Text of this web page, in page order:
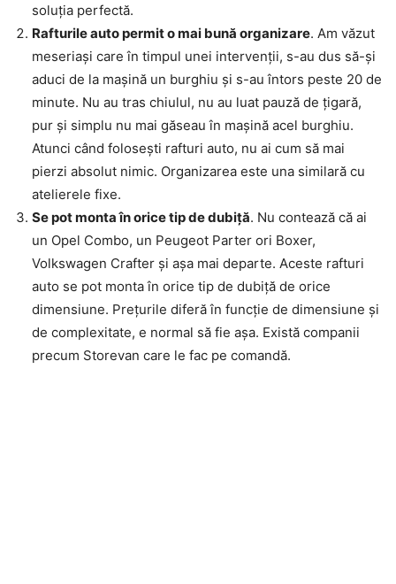
soluția perfectă.
Rafturile auto permit o mai bună organizare. Am văzut
meseriași care în timpul unei intervenții, s-au dus să-și
aduci de la mașină un burghiu și s-au întors peste 20 de
minute. Nu au tras chiulul, nu au luat pauză de țigară,
pur și simplu nu mai găseau în mașină acel burghiu.
Atunci când folosești rafturi auto, nu ai cum să mai
pierzi absolut nimic. Organizarea este una similară cu
atelierele fixe.
Se pot monta în orice tip de dubiță. Nu contează că ai
un Opel Combo, un Peugeot Parter ori Boxer,
Volkswagen Crafter și așa mai departe. Aceste rafturi
auto se pot monta în orice tip de dubiță de orice
dimensiune. Prețurile diferă în funcție de dimensiune și
de complexitate, e normal să fie așa. Există companii
precum Storevan care le fac pe comandă.